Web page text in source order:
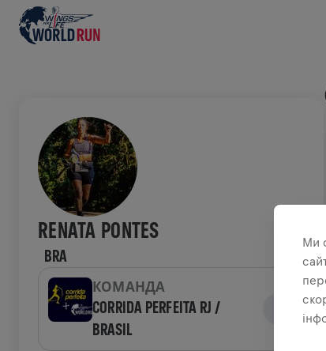
RENATA PONTES
BRA
КОМАНДА
CORRIDA PERFEITA RJ /
BRASIL
Ми